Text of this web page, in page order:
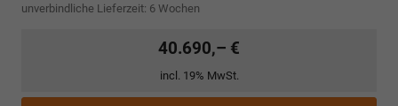
unverbindliche Lieferzeit: 6 Wochen
40.690,– €
incl. 19% MwSt.